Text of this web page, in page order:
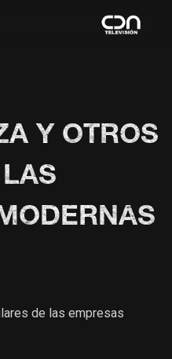
Y OTROS
de las empresas